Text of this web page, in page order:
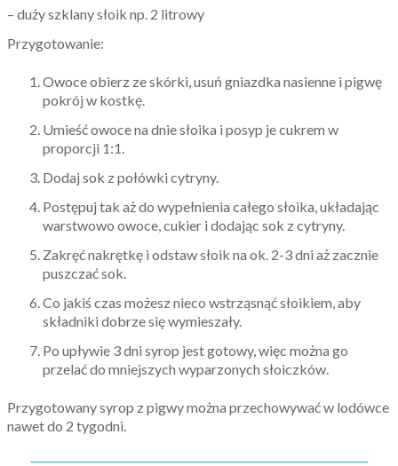
– duży szklany słoik np. 2 litrowy
Przygotowanie:
Owoce obierz ze skórki, usuń gniazdka nasienne i pigwę
pokrój w kostkę.
Umieść owoce na dnie słoika i posyp je cukrem w
proporcji 1:1.
Dodaj sok z połówki cytryny.
Postępuj tak aż do wypełnienia całego słoika, układając
warstwowo owoce, cukier i dodając sok z cytryny.
Zakręć nakrętkę i odstaw słoik na ok. 2-3 dni aż zacznie
puszczać sok.
Co jakiś czas możesz nieco wstrząsnąć słoikiem, aby
składniki dobrze się wymieszały.
Po upływie 3 dni syrop jest gotowy, więc można go
przelać do mniejszych wyparzonych słoiczków.
Przygotowany syrop z pigwy można przechowywać w lodówce
nawet do 2 tygodni.